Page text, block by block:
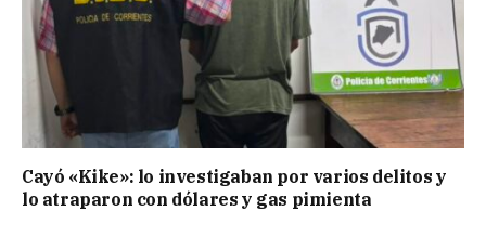
Cayó «Kike»: lo investigaban por varios delitos y
lo atraparon con dólares y gas pimienta